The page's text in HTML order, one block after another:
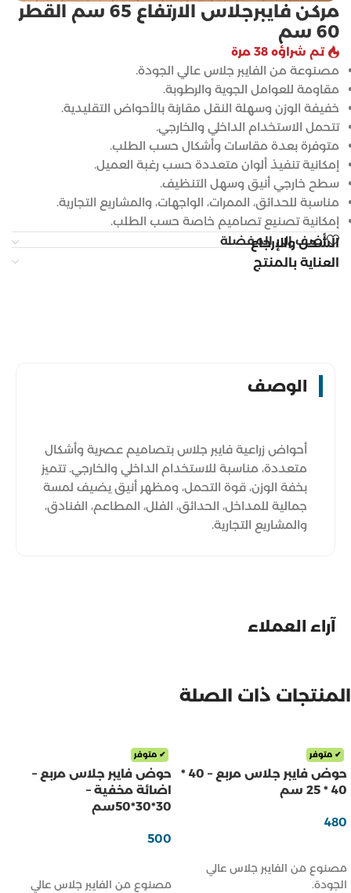
مركن فايبرجلاس الارتفاع 65 سم القطر
60 سم
تم شراؤه 38 مرة
مصنوعة من الفايبر جلاس عالي الجودة.
مقاومة للعوامل الجوية والرطوبة.
خفيفة الوزن وسهلة النقل مقارنة بالأحواض التقليدية.
تتحمل الاستخدام الداخلي والخارجي.
متوفرة بعدة مقاسات وأشكال حسب الطلب.
إمكانية تنفيذ ألوان متعددة حسب رغبة العميل.
سطح خارجي أنيق وسهل التنظيف.
مناسبة للحدائق، الممرات، الواجهات، والمشاريع التجارية.
إمكانية تصنيع تصاميم خاصة حسب الطلب.
أضف إلى المفضلة
الشحن والإرجاع
العناية بالمنتج
الوصف
أحواض زراعية فايبر جلاس بتصاميم عصرية وأشكال
متعددة، مناسبة للاستخدام الداخلي والخارجي. تتميز
بخفة الوزن، قوة التحمل، ومظهر أنيق يضيف لمسة
جمالية للمداخل، الحدائق، الفلل، المطاعم، الفنادق،
والمشاريع التجارية.
آراء العملاء
المنتجات ذات الصلة
✔ متوفر
حوض فايبر جلاس مربع – 40 *
40 * 25 سم
480
مصنوع من الفايبر جلاس عالي
الجودة.
✔ متوفر
حوض فايبر جلاس مربع –
اضائة مخفية –
30*30*50سم
500
مصنوع من الفايبر جلاس عالي